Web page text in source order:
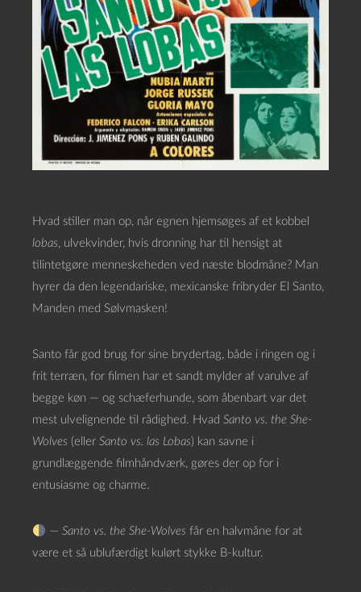
Hvad stiller man op, når egnen hjemsøges af et kobbel
lobas, ulvekvinder, hvis dronning har til hensigt at
tilintetgøre menneskeheden ved næste blodmåne? Man
hyrer da den legendariske, mexicanske fribryder El Santo,
Manden med Sølvmasken!
Santo får god brug for sine brydertag, både i ringen og i
frit terræn, for filmen har et sandt mylder af varulve af
begge køn — og schæferhunde, som åbenbart var det
mest ulvelignende til rådighed. Hvad Santo vs. the She-
Wolves (eller Santo vs. las Lobas) kan savne i
grundlæggende filmhåndværk, gøres der op for i
entusiasme og charme.
—Santo vs. the She-Wolves får en halvmåne for at
være et så ublufærdigt kulørt stykke B-kultur.